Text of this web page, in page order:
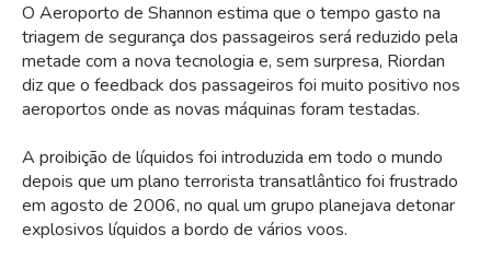
O Aeroporto de Shannon estima que o tempo gasto na
triagem de segurança dos passageiros será reduzido pela
metade com a nova tecnologia e, sem surpresa, Riordan
diz que o feedback dos passageiros foi muito positivo nos
aeroportos onde as novas máquinas foram testadas.
A proibição de líquidos foi introduzida em todo o mundo
depois que um plano terrorista transatlântico foi frustrado
em agosto de 2006, no qual um grupo planejava detonar
explosivos líquidos a bordo de vários voos.